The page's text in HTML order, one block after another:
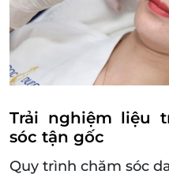
Thông tin liên hệ:
Hotline hỗ trợ:
Zalo hỗ trợ: 0902
Điều kiện khác:
không hoàn lại
Không áp dụng
trình khuyến mãi
E-Voucher/E-
Trải nghiệm liệu
sóc tận gốc
Quy trình chăm sóc